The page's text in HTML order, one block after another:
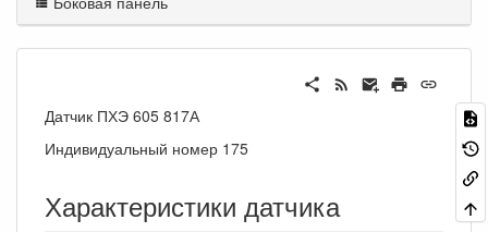
Датчик ПХЭ 605 817А
Индивидуальный номер 175
Характеристики датчика